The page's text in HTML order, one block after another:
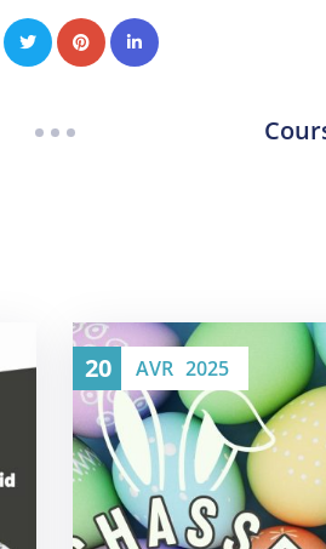
20 AVR 2025